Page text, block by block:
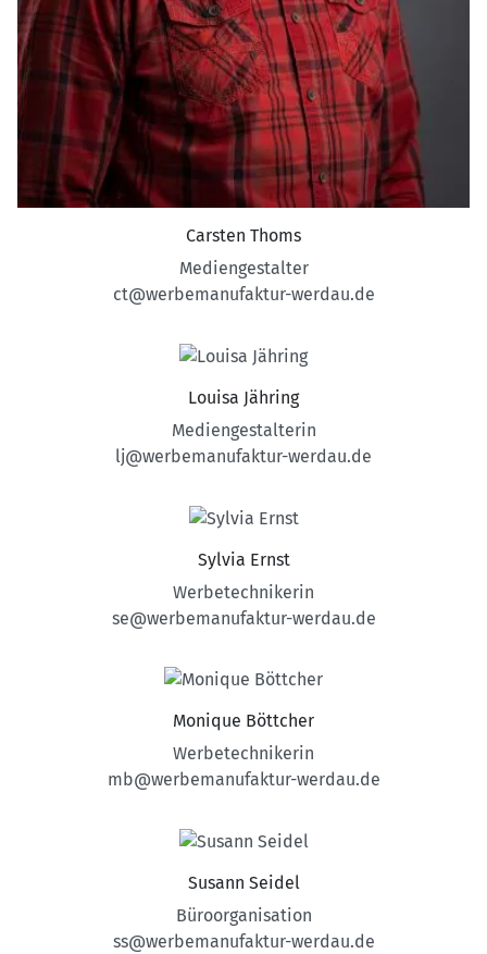
Carsten Thoms
Mediengestalter
ct@werbemanufaktur-werdau.de
Louisa Jähring
Mediengestalterin
lj@werbemanufaktur-werdau.de
Sylvia Ernst
Werbetechnikerin
se@werbemanufaktur-werdau.de
Monique Böttcher
Werbetechnikerin
mb@werbemanufaktur-werdau.de
Susann Seidel
Büroorganisation
ss@werbemanufaktur-werdau.de